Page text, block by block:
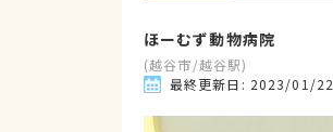
ほーむず動物病院
(越谷市/越谷駅)
最終更新日: 2023/01/22